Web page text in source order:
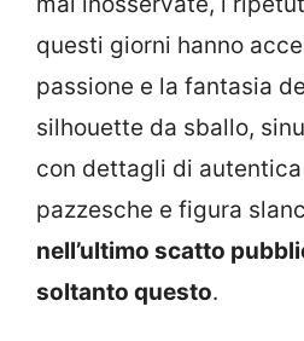
questi giorni hanno
passione e la fantasia
silhouette da sballo,
con dettagli di
pazzesche e figura
nell’ultimo scatto
soltanto questo.